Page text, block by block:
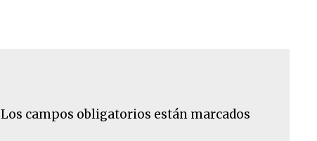
Los campos obligatorios están marcados